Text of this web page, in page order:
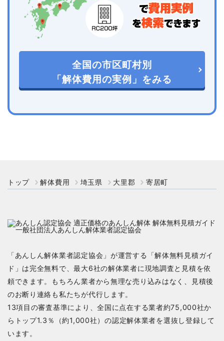
全国の市区町村別
「解体費用の実例」をみる
トップ 解体費用 埼玉県 大里郡 寄居町
「あんしん解体業者認定協会」が運営する「解体無料見積ガイ
ド」は完全無料で、最大6社の解体業者に現地調査と見積を依
頼できます。もちろん業者から無理な売り込みはなく、見積後
のお断り連絡も私たちが代行します。
13項目の審査基準により、全国に点在する業者約75,000社か
らトップ1.3％（約1,000社）の認定解体業者を選抜し登録して
います。